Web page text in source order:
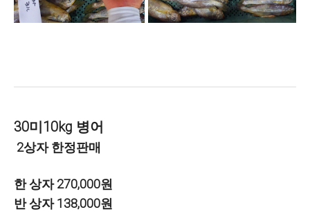
30미10kg 병어
2상자 한정판매
한 상자 270,000원
반 상자 138,000원